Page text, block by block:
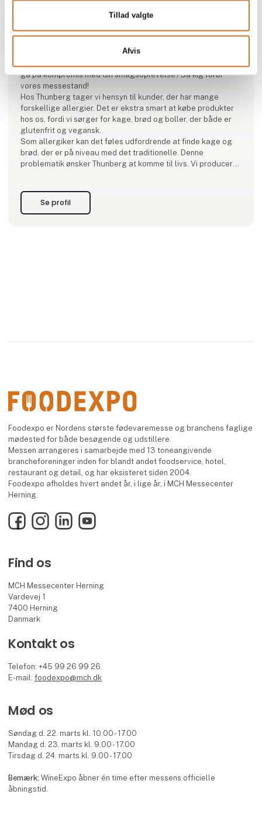
Tillad valgte
Afvis
Thunberg
gå på kompromis med din smagsoplevelse? Så kig forbi
vores messestand!
Hos Thunberg tager vi hensyn til kunder, der har mange
forskellige allergier. Det er ekstra smart at købe produkter
hos os, fordi vi sørger for kage, brød og boller, der både er
glutenfrit og vegansk.
Som allergiker kan det føles udfordrende at finde kage og
brød, der er på niveau med det traditionelle. Denne
problematik ønsker Thunberg at komme til livs. Vi producerer
Se profil
Foodexpo er Nordens største fødevaremesse og branchens faglige
mødested for både besøgende og udstillere.
Messen arrangeres i samarbejde med 13 toneangivende
brancheforeninger inden for blandt andet foodservice, hotel,
restaurant og detail, og har eksisteret siden 2004.
Foodexpo afholdes hvert andet år, i lige år, i MCH Messecenter
Herning.
FacebookInstagramLinkedInYouTube
Find os
MCH Messecenter Herning
Vardevej 1
7400 Herning
Danmark
Kontakt os
Telefon: +45 99 26 99 26
E-mail:foodexpo@mch.dk
Mød os
Søndag d. 22. marts kl. 10.00 - 17.00
Mandag d. 23. marts kl. 9.00 - 17.00
Tirsdag d. 24. marts kl. 9.00 - 17.00
Bemærk:WineExpo åbner én time efter messens officielle
åbningstid.